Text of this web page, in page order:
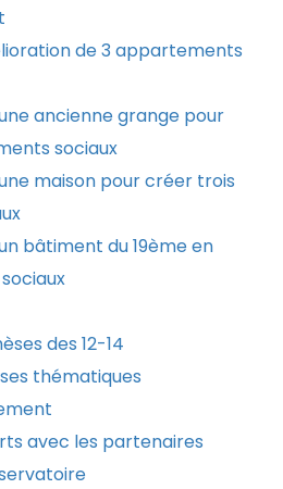
de 3 appartements
ancienne grange pour
sociaux
maison pour créer trois
bâtiment du 19ème en
des 12-14
thématiques
avec les partenaires